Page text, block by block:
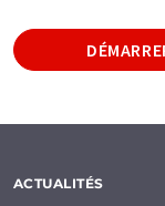
ACTUALITÉS